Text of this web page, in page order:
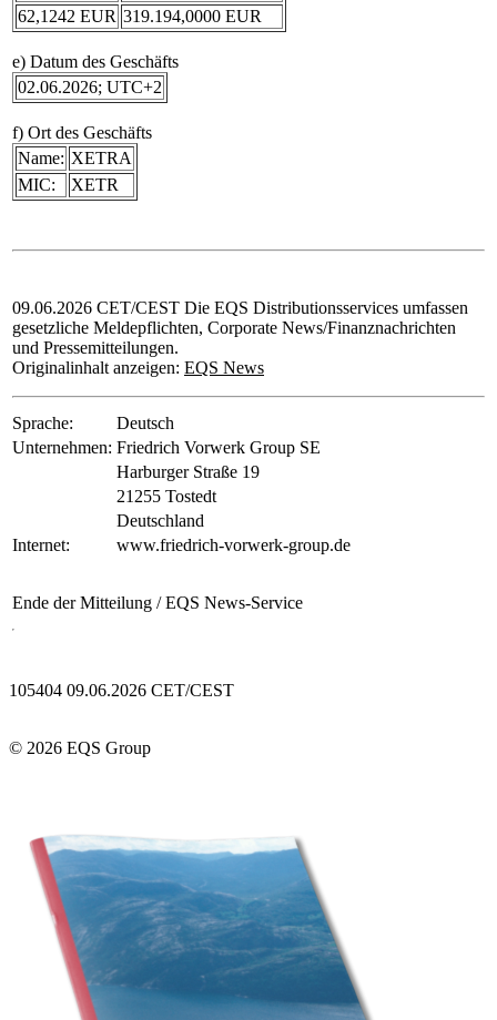
62,1242 EUR 319.194,0000 EUR
e) Datum des Geschäfts
02.06.2026; UTC+2
f) Ort des Geschäfts
Name: XETRA
MIC:
XETR
09.06.2026 CET/CEST Die EQS Distributionsservices umfassen
gesetzliche Meldepflichten, Corporate News/Finanznachrichten
und Pressemitteilungen.
Originalinhalt anzeigen: EQS News
Sprache:
Deutsch
Unternehmen: Friedrich Vorwerk Group SE
Harburger Straße 19
21255 Tostedt
Deutschland
Internet:
www.friedrich-vorwerk-group.de
Ende der Mitteilung / EQS News-Service
105404 09.06.2026 CET/CEST
© 2026 EQS Group